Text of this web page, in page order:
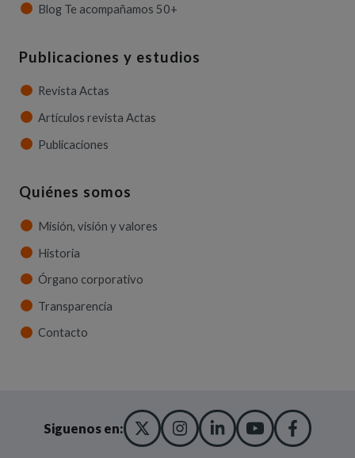
Blog Te acompañamos 50+
Publicaciones y estudios
Revista Actas
Artículos revista Actas
Publicaciones
Quiénes somos
Misión, visión y valores
Historia
Órgano corporativo
Transparencia
Contacto
Siguenos en: X TWITTER
(ABRE EN NUEVA
INSTAGRAM
(ABRE EN NUEVA
LINKEDIN
(ABRE EN
YOUTUBE
(ABRE EN